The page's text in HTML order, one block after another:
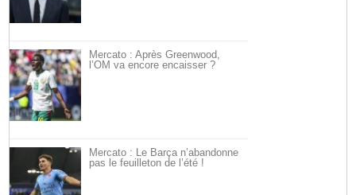
Mercato : Après Greenwood,
l’OM va encore encaisser ?
Mercato : Le Barça n’abandonne
pas le feuilleton de l’été !